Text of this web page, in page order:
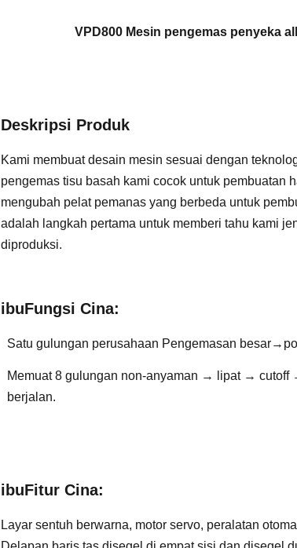
VPD800 Mesin pengemas penyeka
Deskripsi Produk
Kami membuat desain mesin sesuai dengan
pengemas tisu basah kami cocok untuk pembuatan
mengubah pelat pemanas yang berbeda untuk
adalah langkah pertama untuk memberi tahu kami
diproduksi.
ibuFungsi Cina:
Satu gulungan perusahaan Pengemasan
Memuat 8 gulungan non-anyaman → lipat →
berjalan.
ibuFitur Cina:
Layar sentuh berwarna, motor servo, peralatan